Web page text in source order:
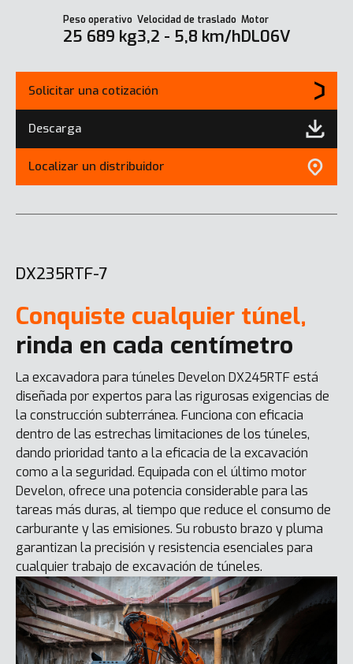
Peso operativo
25 689 kg
Velocidad de traslado
3,2 - 5,8 km/h
Motor
DL06V
Solicitar una cotización
Descarga
Localizar un distribuidor
DX235RTF-7
Conquiste cualquier túnel,
rinda en cada centímetro
La excavadora para túneles Develon DX245RTF está
diseñada por expertos para las rigurosas exigencias de
la construcción subterránea. Funciona con eficacia
dentro de las estrechas limitaciones de los túneles,
dando prioridad tanto a la eficacia de la excavación
como a la seguridad. Equipada con el último motor
Develon, ofrece una potencia considerable para las
tareas más duras, al tiempo que reduce el consumo de
carburante y las emisiones. Su robusto brazo y pluma
garantizan la precisión y resistencia esenciales para
cualquier trabajo de excavación de túneles.